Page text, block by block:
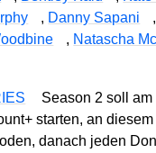
, Dan­ny Sapa­ni
, Nata­scha
Sea­son 2 soll am
star­ten, an
danach jeden